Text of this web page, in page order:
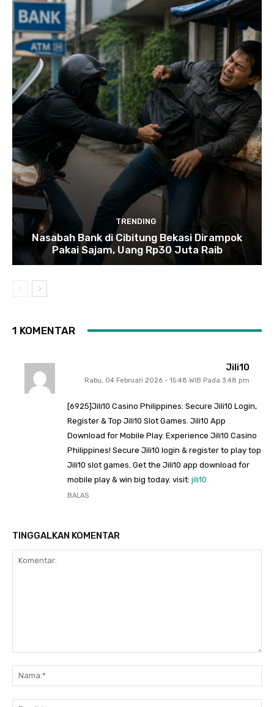
TRENDING
Nasabah Bank di Cibitung Bekasi Dirampok
Pakai Sajam, Uang Rp30 Juta Raib
1 KOMENTAR
Jili10
Rabu, 04 Februari 2026 - 15:48 WIB Pada 3:48 pm
[6925]Jili10 Casino Philippines: Secure Jili10 Login,
Register & Top Jili10 Slot Games. Jili10 App
Download for Mobile Play. Experience Jili10 Casino
Philippines! Secure Jili10 login & register to play top
Jili10 slot games. Get the Jili10 app download for
mobile play & win big today. visit: jili10
BALAS
TINGGALKAN KOMENTAR